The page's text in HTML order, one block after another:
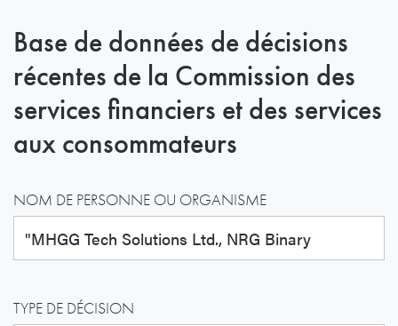
Base de données de décisions
récentes de la Commission des
services financiers et des services
aux consommateurs
NOM DE PERSONNE OU ORGANISME
TYPE DE DÉCISION